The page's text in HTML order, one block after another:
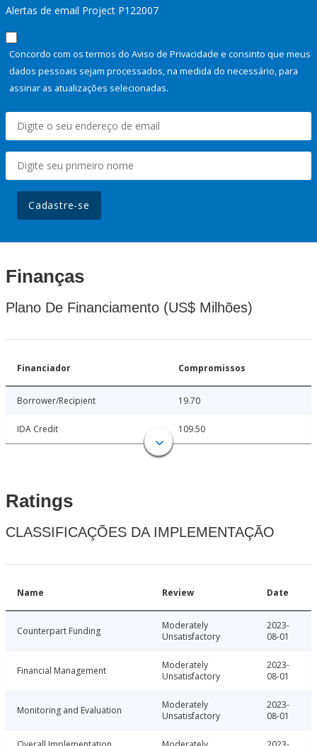
Alertas de email Project P122007
Concordo com os termos do Aviso de Privacidade e consinto que meus
dados pessoais sejam processados, na medida do necessário, para
assinar as atualizações selecionadas.
Cadastre-se
Finanças
Plano De Financiamento (US$ Milhões)
Financiador Compromissos
Borrower/Recipient 19.70
IDA Credit 109.50
Ratings
CLASSIFICAÇÕES DA IMPLEMENTAÇÃO
Name Review Date
Counterpart Funding
Moderately
Unsatisfactory
2023-
08-01
Financial Management
Moderately
Unsatisfactory
2023-
08-01
Monitoring and Evaluation
Moderately
Unsatisfactory
2023-
08-01